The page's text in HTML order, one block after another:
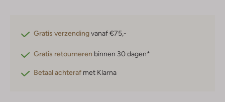
Gratis verzendingvanaf €75,-
Gratis retourneren binnen 30 dagen*
Betaal achteraf met Klarna